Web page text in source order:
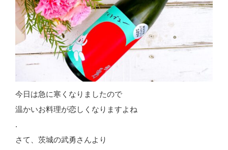
今日は急に寒くなりましたので
温かいお料理が恋しくなりますよね
.
さて、茨城の武勇さんより